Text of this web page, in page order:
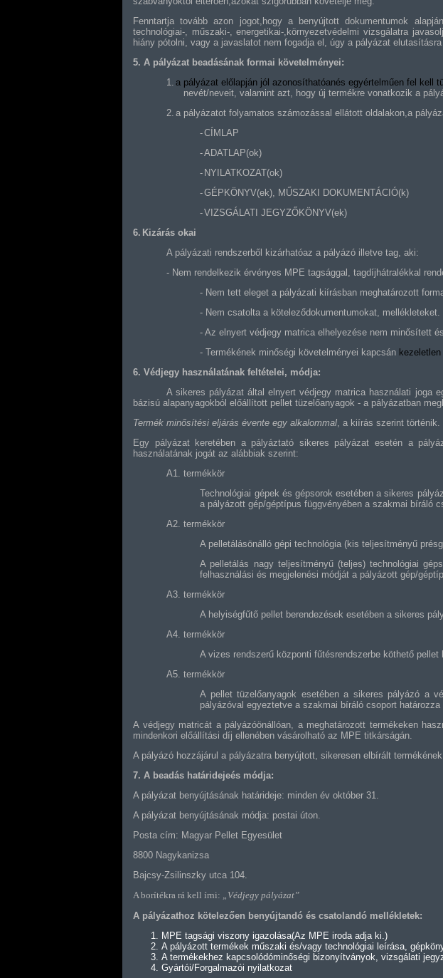
Fenntartja tovább azon jogot,hogy a benyújtott dokumentumok
technológiai-, műszaki-, energetikai-,környezetvédelmi vizsgálatra
hiány pótolni, vagy a javaslatot nem fogadja el, úgy a pályázat
5. A pályázat beadásának formai követelményei:
1. a pályázat előlapján jól azonosíthatóanés egyértelműen fel kell
nevét/neveit, valamint azt, hogy új termékre vonatkozik a
2. a pályázatot folyamatos számozással ellátott oldalakon,a
-CÍMLAP
-ADATLAP(ok)
- NYILATKOZAT(ok)
-GÉPKÖNYV(ek), MŰSZAKI DOKUMENTÁCIÓ(k)
-VIZSGÁLATI JEGYZŐKÖNYV(ek)
6. Kizárás okai
A pályázati rendszerből kizárhatóaz a pályázó illetve tag, aki:
- Nem rendelkezik érvényes MPE tagsággal, tagdíjhátralékkal
- Nem tett eleget a pályázati kiírásban meghatározott
- Nem csatolta a köteleződokumentumokat, mellékleteket.
- Az elnyert védjegy matrica elhelyezése nem minősített
- Termékének minőségi követelményei kapcsán kezeletlen
6. Védjegy használatának feltételei, módja:
A sikeres pályázat által elnyert védjegy matrica használati joga
bázisú alapanyagokból előállított pellet tüzelőanyagok - a pályázatban
Termék minősítési eljárás évente egy alkalommal, a kiírás szerint történik.
Egy pályázat keretében a pályáztató sikeres pályázat esetén a
használatának jogát az alábbiak szerint:
A1. termékkör
Technológiai gépek és gépsorok esetében a sikeres
a pályázott gép/géptípus függvényében a szakmai bíráló
A2. termékkör
A pelletálásönálló gépi technológia (kis teljesítményű
A pelletálás nagy teljesítményű (teljes) technológiai
felhasználási és megjelenési módját a pályázott gép/
A3. termékkör
A helyiségfűtő pellet berendezések esetében a sikeres
A4. termékkör
A vizes rendszerű központi fűtésrendszerbe köthető
A5. termékkör
A pellet tüzelőanyagok esetében a sikeres pályázó a
pályázóval egyeztetve a szakmai bíráló csoport határozza
A védjegy matricát a pályázóönállóan, a meghatározott termékeken
mindenkori előállítási díj ellenében vásárolható az MPE titkárságán.
A pályázó hozzájárul a pályázatra benyújtott, sikeresen elbírált
7. A beadás határidejeés módja:
A pályázat benyújtásának határideje: minden év október 31.
A pályázat benyújtásának módja: postai úton.
Posta cím: Magyar Pellet Egyesület
8800 Nagykanizsa
Bajcsy-Zsilinszky utca 104.
A borítékra rá kell írni: „Védjegy pályázat”
A pályázathoz kötelezően benyújtandó és csatolandó mellékletek:
MPE tagsági viszony igazolása(Az MPE iroda adja ki.)
A pályázott termékek műszaki és/vagy technológiai leírása,
A termékekhez kapcsolódóminőségi bizonyítványok, vizsgálati
Gyártói/Forgalmazói nyilatkozat